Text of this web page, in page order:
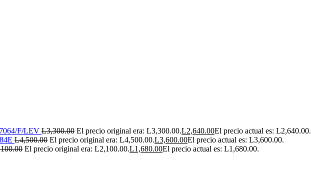
F/LEV L3,300.00 El precio original era: L3,300.00.L2,640.00El precio actual es: L2,640.00.
L4,500.00 El precio original era: L4,500.00.L3,600.00El precio actual es: L3,600.00.
El precio original era: L2,100.00.L1,680.00El precio actual es: L1,680.00.